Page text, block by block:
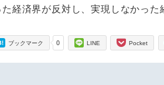
経済界が反対し、実現しなかった
0
ブックマーク LINE Pocket